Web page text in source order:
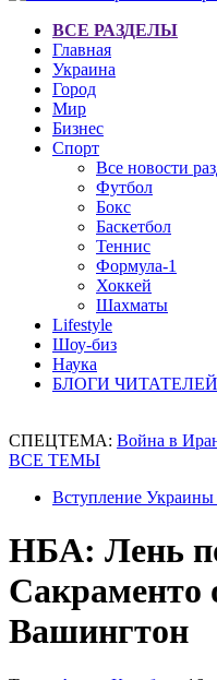
ВСЕ РАЗДЕЛЫ
Главная
Украина
Город
Мир
Бизнес
Спорт
Все новости
Футбол
Бокс
Баскетбол
Теннис
Формула-1
Хоккей
Шахматы
Lifestyle
Шоу-биз
Наука
БЛОГИ ЧИТАТЕЛЕЙ
СПЕЦТЕМА: Война в
ВСЕ ТЕМЫ
Вступление
НБА: Лень
Сакраменто
Вашингтон